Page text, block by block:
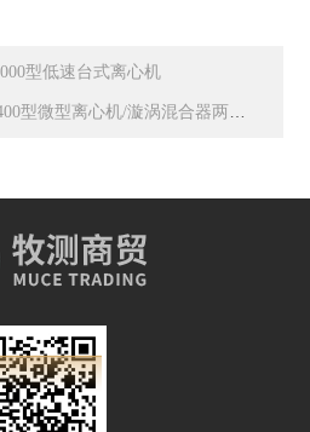
型低速台式离心机
型微型离心机/漩涡混合器两用机